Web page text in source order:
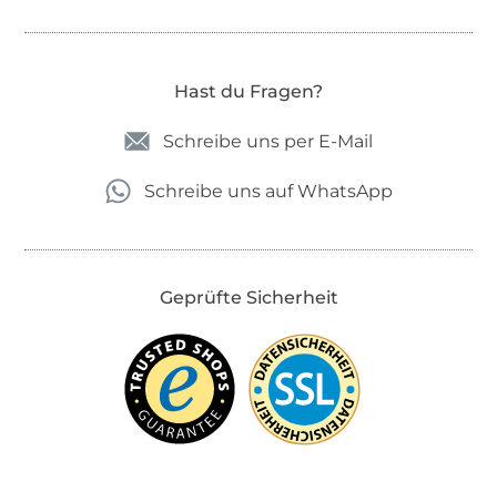
Hast du Fragen?
Schreibe uns per E-Mail
Schreibe uns auf WhatsApp
Geprüfte Sicherheit